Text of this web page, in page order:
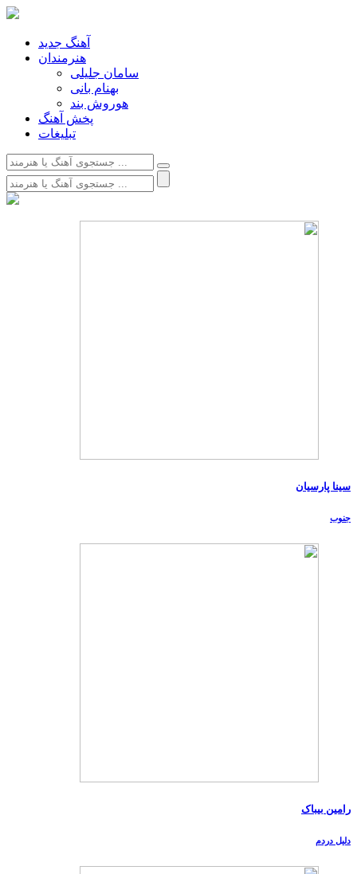
آهنگ جدید
هنرمندان
سامان جلیلی
بهنام بانی
هوروش بند
پخش آهنگ
تبلیغات
سینا پارسیان
جنوب
رامین بیباک
دلیل دردم